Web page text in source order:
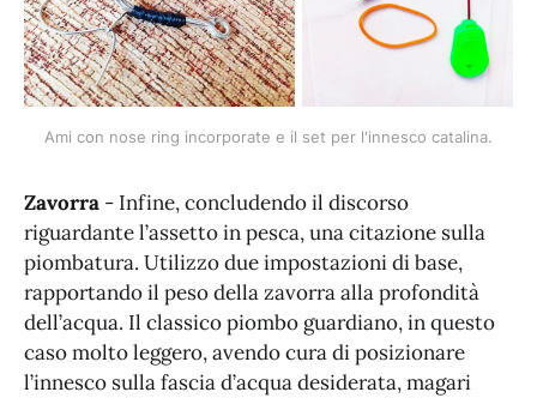
Ami con nose ring incorporate e il set per l'innesco catalina.
Zavorra - Infine, concludendo il discorso
riguardante l’assetto in pesca, una citazione sulla
piombatura. Utilizzo due impostazioni di base,
rapportando il peso della zavorra alla profondità
dell’acqua. Il classico piombo guardiano, in questo
caso molto leggero, avendo cura di posizionare
l’innesco sulla fascia d’acqua desiderata, magari